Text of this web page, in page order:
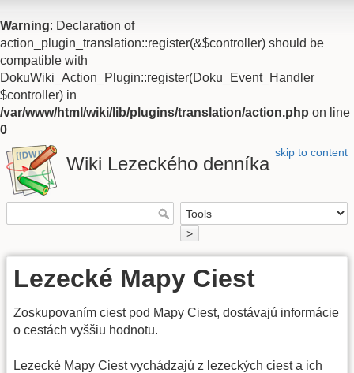
Warning: Declaration of
action_plugin_translation::register(&$controller) should be
compatible with
DokuWiki_Action_Plugin::register(Doku_Event_Handler
$controller) in
/var/www/html/wiki/lib/plugins/translation/action.php on line
0
skip to content
Wiki Lezeckého denníka
Lezecké Mapy Ciest
Zoskupovaním ciest pod Mapy Ciest, dostávajú informácie
o cestách vyššiu hodnotu.
Lezecké Mapy Ciest vychádzajú z lezeckých ciest a ich